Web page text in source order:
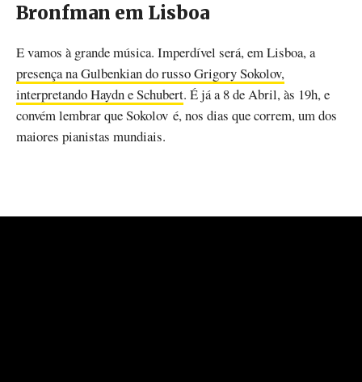
Bronfman em Lisboa
E vamos à grande música. Imperdível será, em Lisboa, a
presença na Gulbenkian do russo Grigory Sokolov,
interpretando Haydn e Schubert. É já a 8 de Abril, às 19h, e
convém lembrar que Sokolov é, nos dias que correm, um dos
maiores pianistas mundiais.